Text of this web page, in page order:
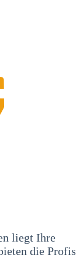
liegt Ihre
die Profis